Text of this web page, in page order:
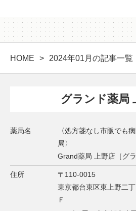
HOME 2024年01月の記事一覧
グランド薬局
薬局名
〈処方箋なし市販でも
局〉
Grand薬局 上野店［グ
住所
〒110-0015
東京都台東区東上野二
Ｆ